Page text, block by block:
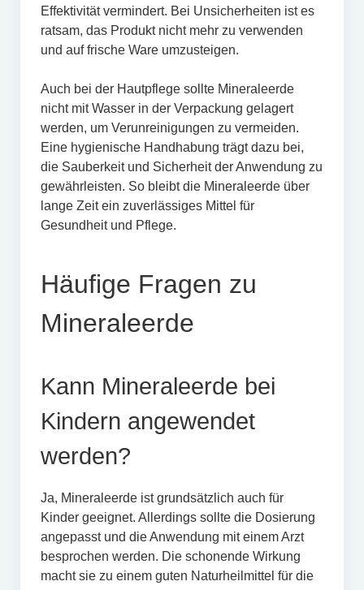
Effektivität vermindert. Bei Unsicherheiten ist es
ratsam, das Produkt nicht mehr zu verwenden
und auf frische Ware umzusteigen.
Auch bei der Hautpflege sollte Mineraleerde
nicht mit Wasser in der Verpackung gelagert
werden, um Verunreinigungen zu vermeiden.
Eine hygienische Handhabung trägt dazu bei,
die Sauberkeit und Sicherheit der Anwendung zu
gewährleisten. So bleibt die Mineraleerde über
lange Zeit ein zuverlässiges Mittel für
Gesundheit und Pflege.
Häufige Fragen zu
Mineraleerde
Kann Mineraleerde bei
Kindern angewendet
werden?
Ja, Mineraleerde ist grundsätzlich auch für
Kinder geeignet. Allerdings sollte die Dosierung
angepasst und die Anwendung mit einem Arzt
besprochen werden. Die schonende Wirkung
macht sie zu einem guten Naturheilmittel für die